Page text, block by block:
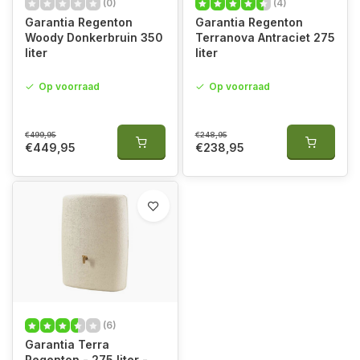
(0)
Garantia Regenton
Woody Donkerbruin 350
liter
Op voorraad
€499,95
€449,95
(4)
Garantia Regenton
Terranova Antraciet 275
liter
Op voorraad
€248,95
€238,95
(6)
Garantia Terra